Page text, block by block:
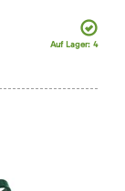
Auf Lager: 4